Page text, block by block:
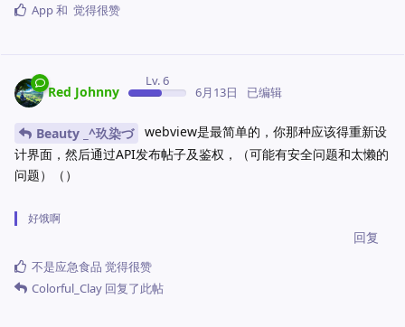
App和 觉得很赞
Red Johnny
Lv. 6
6月13日 已编辑
‭Beauty _^玖染づ
webview是最简单的，你那种应该得重新设
计界面，然后通过API发布帖子及鉴权，（可能有安全问题和太懒的
问题）（）
好饿啊
回复
不是应急食品 觉得很赞
Colorful_Clay 回复了此帖